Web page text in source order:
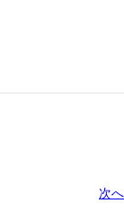
次へ